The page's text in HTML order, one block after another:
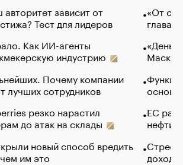
зависит от
Тест для лидеров
Как ИИ-агенты
индустрию
Почему компании
лучших сотрудников
резко нарастил
до атак на склады
новый способ вредить
им это
«От
глава
Маск в
основ
ЕС
нефти